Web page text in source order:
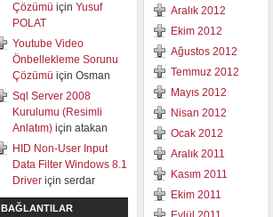
Çözümü için Yusuf
POLAT
Youtube Video
Önbellekleme Sorunu
Çözümü için Osman
Sql Server 2008
Kurulumu (Resimli
Anlatım) için atakan
HID Non-User Input
Data Filter Windows 8.1
Driver için serdar
BAĞLANTILAR
Aralık 2012
Ekim 2012
Ağustos 2012
Temmuz 2012
Mayıs 2012
Nisan 2012
Ocak 2012
Aralık 2011
Kasım 2011
Ekim 2011